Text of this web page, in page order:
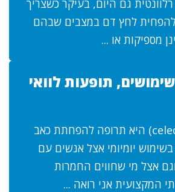
גם היום, בעיקר כשצריך
לחץ דם במצבים שבהם
מספיקות או ...
תופעות לוואי
סלקוקסיב (celecoxib) היא תרופה להפחתת כאב
יומיומי אצל אנשים עם
אצל מי שחווים החמרות
המקצועית אני רואה ...